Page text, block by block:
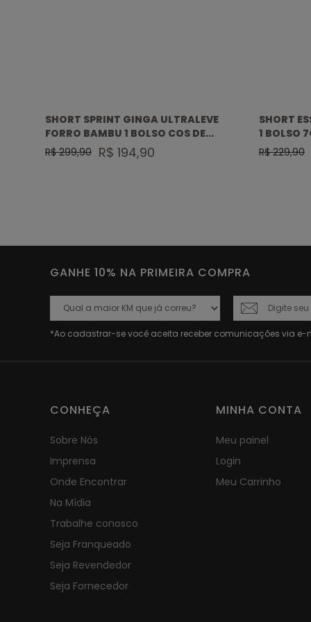
SHORT SPRINT GINGA ULTRALEVE
FORRO BAMBU 1 BOLSO COS DE
ELASTICO 7CM SELADO
R$ 299,90 R$ 194,90
SHORT
1 BOLSO
R$ 229,90
GANHE 10% NA PRIMEIRA COMPRA
CONHEÇA
Sobre Nós
Imprensa
Onde Encontrar
Na Mídia
Trabalhe conosco
Seja Franqueado
Seja Revendedor
Seja Fornecedor
MINHA CONTA
Meu painel
Login
Meu Carrinho